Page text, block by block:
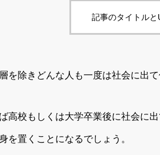
記事のタイトル
を除きどんな人も一度は社会に出
高校もしくは大学卒業後に社会に
を置くことになるでしょう。